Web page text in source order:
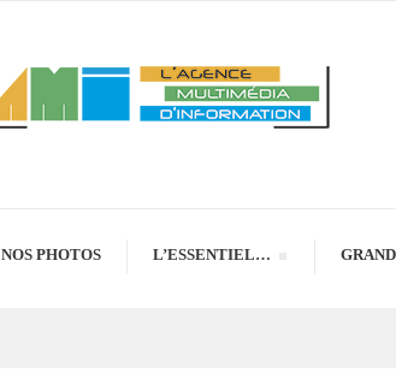
NOS PHOTOS L’ESSENTIEL…